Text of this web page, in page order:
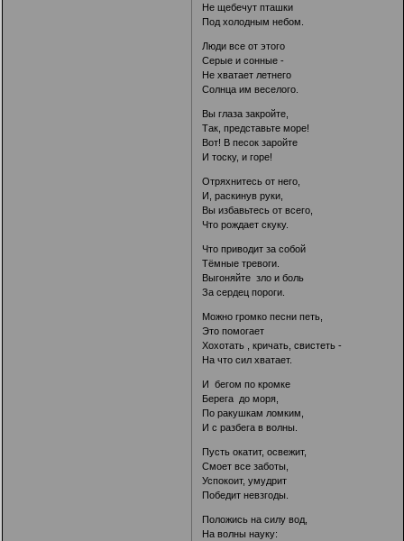
Не щебечут пташки
Под холодным небом.
Люди все от этого
Серые и сонные -
Не хватает летнего
Солнца им веселого.
Вы глаза закройте,
Так, представьте море!
Вот! В песок заройте
И тоску, и горе!
Отряхнитесь от него,
И, раскинув руки,
Вы избавьтесь от всего,
Что рождает скуку.
Что приводит за собой
Тёмные тревоги.
Выгоняйте зло и боль
За сердец пороги.
Можно громко песни петь,
Это помогает
Хохотать , кричать, свистеть -
На что сил хватает.
И бегом по кромке
Берега до моря,
По ракушкам ломким,
И с разбега в волны.
Пусть окатит, освежит,
Смоет все заботы,
Успокоит, умудрит
Победит невзгоды.
Положись на силу вод,
На волны науку: